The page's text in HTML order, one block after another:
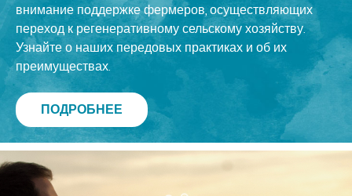
внимание поддержке фермеров, осуществляющих
переход к регенеративному сельскому хозяйству.
Узнайте о наших передовых практиках и об их
преимуществах.
ПОДРОБНЕЕ